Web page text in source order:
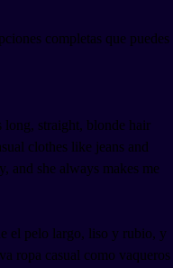
completas que puedes
straight, blonde hair
clothes like jeans and
and she always makes me
el pelo largo, liso y rubio, y
ropa casual como vaqueros